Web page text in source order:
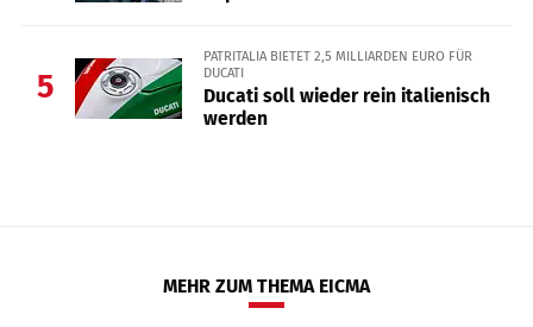
5
PATRITALIA BIETET 2,5 MILLIARDEN EURO FÜR
DUCATI
Ducati soll wieder rein italienisch
werden
MEHR ZUM THEMA EICMA